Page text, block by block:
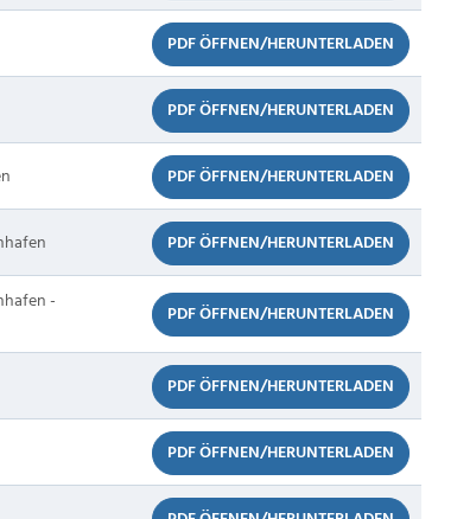
PDF ÖFFNEN/HERUNTERLADEN
PDF ÖFFNEN/HERUNTERLADEN
PDF ÖFFNEN/HERUNTERLADEN
PDF ÖFFNEN/HERUNTERLADEN
-
PDF ÖFFNEN/HERUNTERLADEN
PDF ÖFFNEN/HERUNTERLADEN
PDF ÖFFNEN/HERUNTERLADEN